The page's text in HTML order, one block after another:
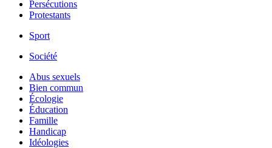
Persécutions
Protestants
Sport
Société
Abus sexuels
Bien commun
Écologie
Éducation
Famille
Handicap
Idéologies